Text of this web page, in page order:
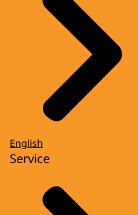
English
Service